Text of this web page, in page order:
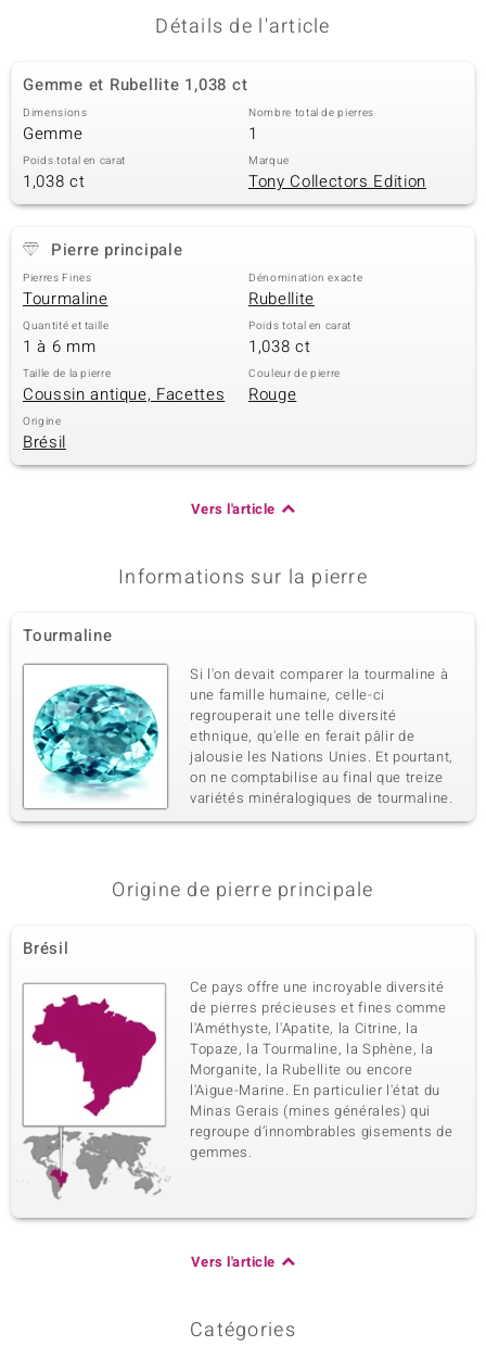
Détails de l'article
Gemme et Rubellite 1,038 ct
Dimensions
Gemme
Nombre total de pierres
1
Poids total en carat
1,038 ct
Marque
Tony Collectors Edition
Pierre principale
Pierres Fines
Tourmaline
Dénomination exacte
Rubellite
Quantité et taille
1 à 6 mm
Poids total en carat
1,038 ct
Taille de la pierre
Coussin antique, Facettes
Couleur de pierre
Rouge
Origine
Brésil
Vers l'article
Informations sur la pierre
Tourmaline
Si l'on devait comparer la tourmaline à
une famille humaine, celle-ci
regrouperait une telle diversité
ethnique, qu'elle en ferait pâlir de
jalousie les Nations Unies. Et pourtant,
on ne comptabilise au final que treize
variétés minéralogiques de tourmaline.
Origine de pierre principale
Brésil
Ce pays offre une incroyable diversité
de pierres précieuses et fines comme
l'Améthyste, l'Apatite, la Citrine, la
Topaze, la Tourmaline, la Sphène, la
Morganite, la Rubellite ou encore
l'Aigue-Marine. En particulier l'état du
Minas Gerais (mines générales) qui
regroupe d’innombrables gisements de
gemmes.
Vers l'article
Catégories